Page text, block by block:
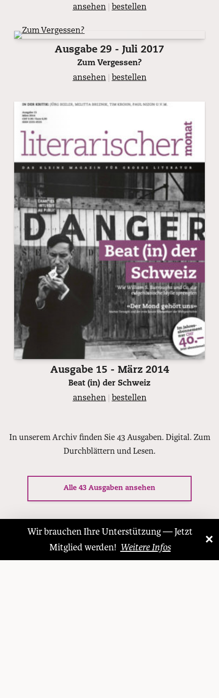
Wir brauchen Ihre Unterstützung — Jetzt
Mitglied werden! Weitere Infos
×
»
ansehen
bestellen
Ausgabe 29 - Juli 2017
Zum Vergessen?
ansehen
bestellen
Ausgabe 15 - März 2014
Beat (in) der Schweiz
ansehen
bestellen
In unserem Archiv finden Sie 43 Ausgaben. Digital. Zum
Durchblättern und Lesen.
Alle 43 Ausgaben ansehen